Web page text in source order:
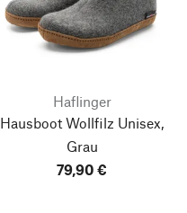
Haflinger
Hausboot Wollfilz Unisex,
Grau
79,90 €